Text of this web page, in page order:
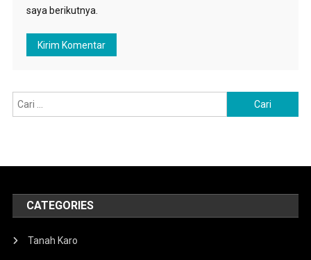
saya berikutnya.
untuk:
CATEGORIES
Tanah Karo